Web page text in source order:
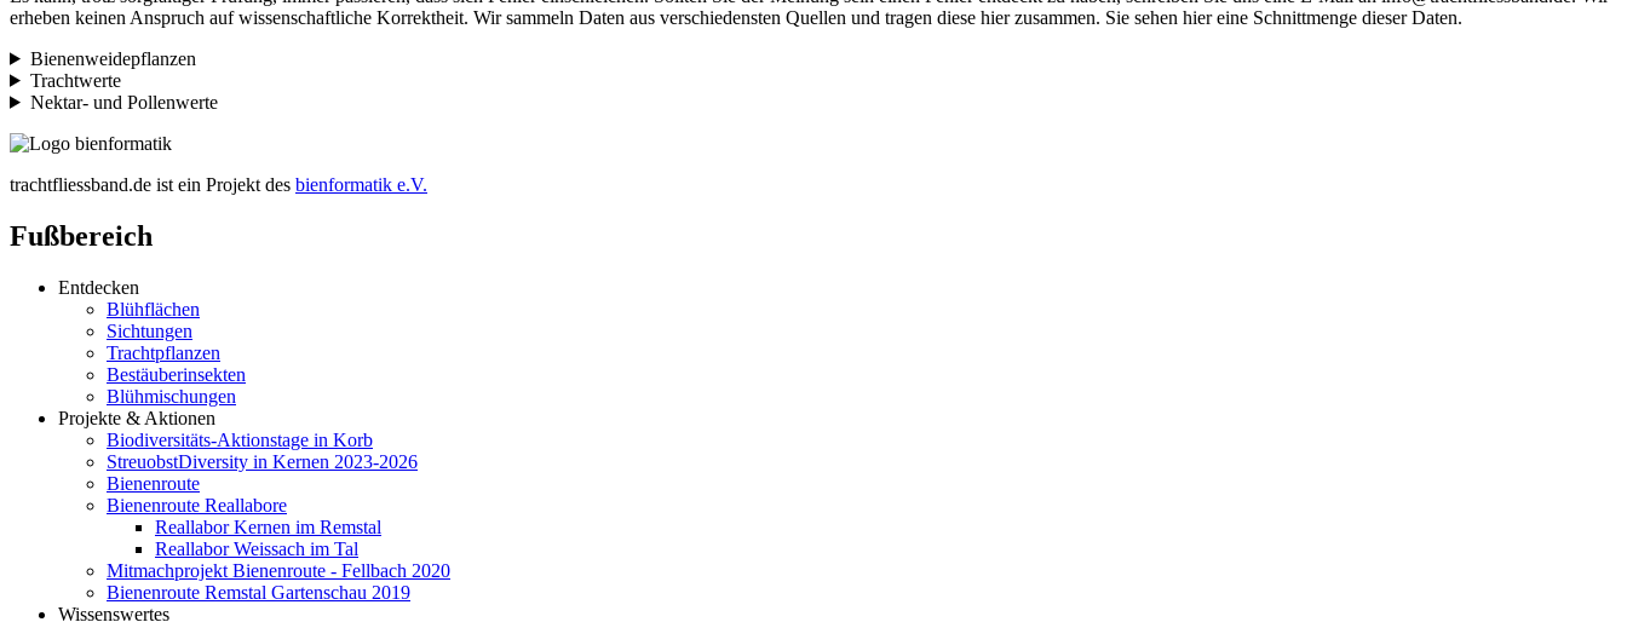
erheben keinen Anspruch auf wissenschaftliche Korrektheit. Wir sammeln Daten aus verschiedensten Quellen und tragen diese hier zusammen. Sie sehen hier eine Schnittmenge dieser Daten.
Bienenweidepflanzen
Trachtwerte
Nektar- und Pollenwerte
trachtfliessband.de ist ein Projekt des bienformatik e.V.
Fußbereich
Entdecken
Blühflächen
Sichtungen
Trachtpflanzen
Bestäuberinsekten
Blühmischungen
Projekte & Aktionen
Biodiversitäts-Aktionstage in Korb
StreuobstDiversity in Kernen 2023-2026
Bienenroute
Bienenroute Reallabore
Reallabor Kernen im Remstal
Reallabor Weissach im Tal
Mitmachprojekt Bienenroute - Fellbach 2020
Bienenroute Remstal Gartenschau 2019
Wissenswertes